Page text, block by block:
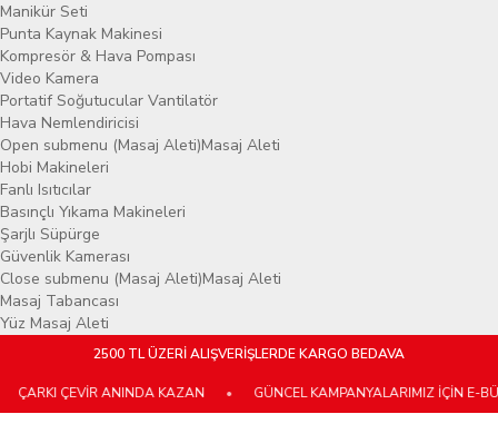
Manikür Seti
Punta Kaynak Makinesi
Kompresör & Hava Pompası
Video Kamera
Portatif Soğutucular Vantilatör
Hava Nemlendiricisi
Open submenu (Masaj Aleti)Masaj Aleti
Hobi Makineleri
Fanlı Isıtıcılar
Basınçlı Yıkama Makineleri
Şarjlı Süpürge
Güvenlik Kamerası
Close submenu (Masaj Aleti)Masaj Aleti
Masaj Tabancası
Yüz Masaj Aleti
2500 TL ÜZERİ ALIŞVERİŞLERDE KARGO BEDAVA
ÇEVİR ANINDA KAZAN • GÜNCEL KAMPANYALARIMIZ İÇİN E-